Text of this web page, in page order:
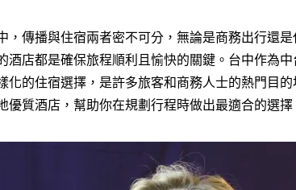
，傳播與住宿兩者密不可分，無論是商務出行還
酒店都是確保旅程順利且愉快的關鍵。台中作為
化的住宿選擇，是許多旅客和商務人士的熱門目
優質酒店，幫助你在規劃行程時做出最適合的選擇